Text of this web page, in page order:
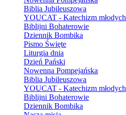
Biblia Jubileuszowa
YOUCAT - Katechizm młodych
Biblijni Bohaterowie
Dziennik Bombika
Pismo Święte
Liturgia dnia
Dzień Pański
Nowenna Pompejańska
Biblia Jubileuszowa
YOUCAT - Katechizm młodych
Biblijni Bohaterowie
Dziennik Bombika